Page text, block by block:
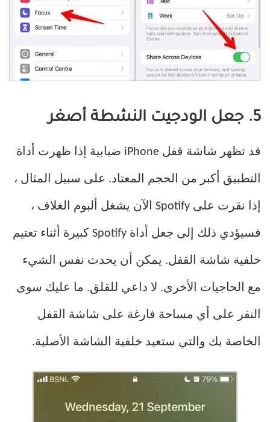
5. جعل الودجيت النشطة أصغر
قد تظهر شاشة قفل iPhone ضبابية إذا ظهرت أداة
التطبيق أكبر من الحجم المعتاد. على سبيل المثال ،
إذا نقرت على Spotify الآن يشغل ألبوم الغلاف ،
فسيؤدي ذلك إلى جعل أداة Spotify كبيرة أثناء تعتيم
خلفية شاشة القفل. يمكن أن يحدث نفس الشيء
مع الحاجيات الأخرى. لا داعي للقلق. ما عليك سوى
النقر على أي مساحة فارغة على شاشة القفل
الخاصة بك والتي ستعيد خلفية الشاشة الأصلية.